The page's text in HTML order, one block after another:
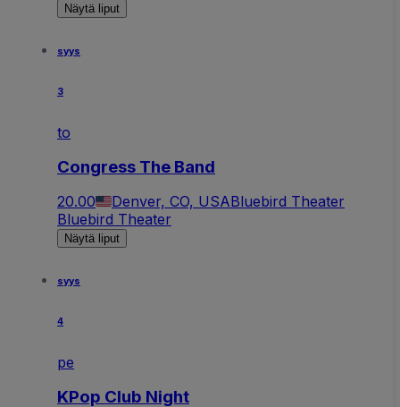
Näytä liput
syys
3
to
Congress The Band
20.00 Denver, CO, USABluebird Theater
Bluebird Theater
Näytä liput
syys
4
pe
KPop Club Night